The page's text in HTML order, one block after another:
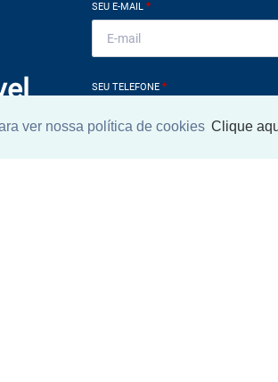
ver nossa política de cookies Clique
SEU E-MAIL *
SEU TELEFONE *